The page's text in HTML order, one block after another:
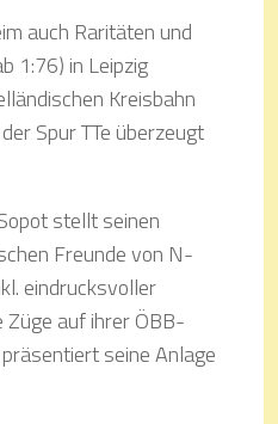
auch Raritäten und
1:76) in Leipzig
Kreisbahn
Spur TTe überzeugt
stellt seinen
Freunde von N-
eindrucksvoller
auf ihrer ÖBB-
seine Anlage